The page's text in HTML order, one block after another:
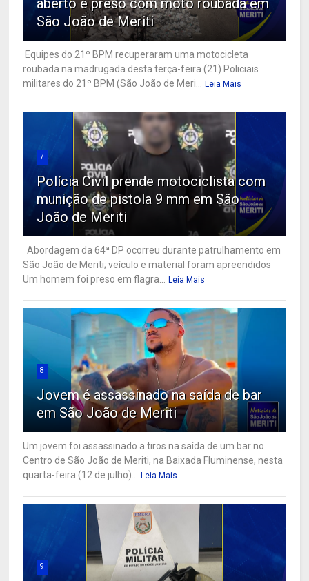
aberto é preso com moto roubada em
São João de Meriti
Equipes do 21º BPM recuperaram uma motocicleta
roubada na madrugada desta terça-feira (21) Policiais
militares do 21º BPM (São João de Meri...
Leia Mais
7
Polícia Civil prende motociclista com
munição de pistola 9 mm em São
João de Meriti
Abordagem da 64ª DP ocorreu durante patrulhamento em
São João de Meriti; veículo e material foram apreendidos
Um homem foi preso em flagra...
Leia Mais
8
Jovem é assassinado na saída de bar
em São João de Meriti
Um jovem foi assassinado a tiros na saída de um bar no
Centro de São João de Meriti, na Baixada Fluminense, nesta
quarta-feira (12 de julho)...
Leia Mais
9